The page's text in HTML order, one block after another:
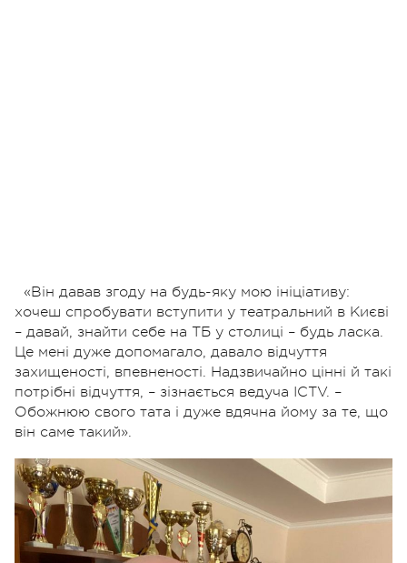
«Він давав згоду на будь-яку мою ініціативу:
хочеш спробувати вступити у театральний в Києві
– давай, знайти себе на ТБ у столиці – будь ласка.
Це мені дуже допомагало, давало відчуття
захищеності, впевненості. Надзвичайно цінні й такі
потрібні відчуття, – зізнається ведуча ICTV. –
Обожнюю свого тата і дуже вдячна йому за те, що
він саме такий».